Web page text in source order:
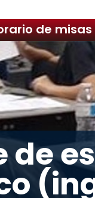
de misas
de